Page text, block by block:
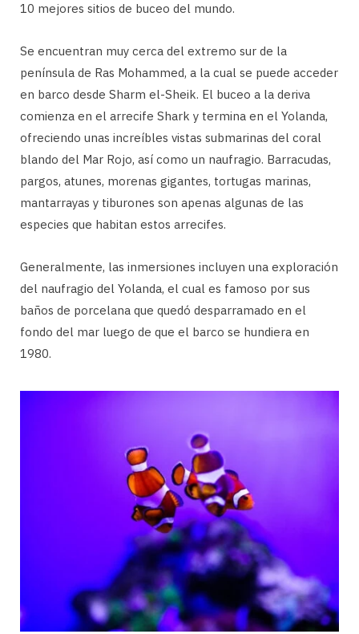
10 mejores sitios de buceo del mundo.
Se encuentran muy cerca del extremo sur de la
península de Ras Mohammed, a la cual se puede acceder
en barco desde Sharm el-Sheik. El buceo a la deriva
comienza en el arrecife Shark y termina en el Yolanda,
ofreciendo unas increíbles vistas submarinas del coral
blando del Mar Rojo, así como un naufragio. Barracudas,
pargos, atunes, morenas gigantes, tortugas marinas,
mantarrayas y tiburones son apenas algunas de las
especies que habitan estos arrecifes.
Generalmente, las inmersiones incluyen una exploración
del naufragio del Yolanda, el cual es famoso por sus
baños de porcelana que quedó desparramado en el
fondo del mar luego de que el barco se hundiera en
1980.